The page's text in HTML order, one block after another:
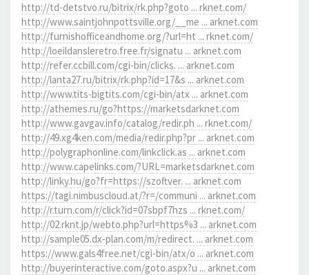
http://td-detstvo.ru/bitrix/rk.php?goto ... rknet.com/
http://www.saintjohnpottsville.org/__me ... arknet.com
http://furnishofficeandhome.org/?url=ht ... rknet.com/
http://loeildansleretro.free.fr/signatu ... arknet.com
http://refer.ccbill.com/cgi-bin/clicks. ... arknet.com
http://lanta27.ru/bitrix/rk.php?id=17&s ... arknet.com
http://www.tits-bigtits.com/cgi-bin/atx ... arknet.com
http://athemes.ru/go?https://marketsdarknet.com
http://www.gavgav.info/catalog/redir.ph ... rknet.com/
http://49.xg4ken.com/media/redir.php?pr ... arknet.com
http://polygraphonline.com/linkclick.as ... arknet.com
http://www.capelinks.com/?URL=marketsdarknet.com
http://linky.hu/go?fr=https://szoftver. ... arknet.com
https://tagi.nimbuscloud.at/?r=/communi ... arknet.com
http://r.turn.com/r/click?id=07sbpf7hzs ... rknet.com/
http://02.rknt.jp/webto.php?url=https%3 ... arknet.com
http://sample05.dx-plan.com/m/redirect. ... arknet.com
https://www.gals4free.net/cgi-bin/atx/o ... arknet.com
http://buyerinteractive.com/goto.aspx?u ... arknet.com